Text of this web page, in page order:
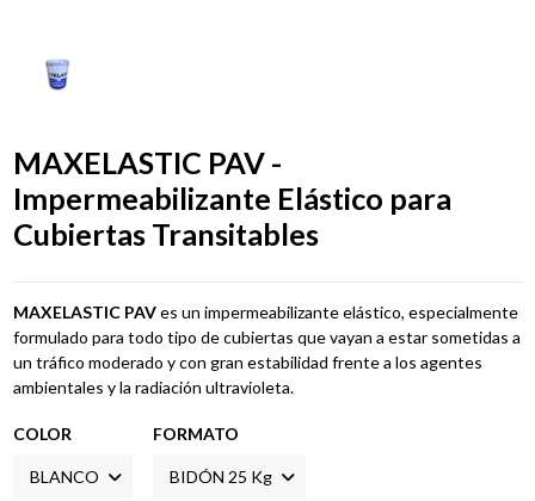
MAXELASTIC PAV -
Impermeabilizante Elástico para
Cubiertas Transitables
MAXELASTIC PAVes un impermeabilizante elástico, especialmente
formulado para todo tipo de cubiertas que vayan a estar sometidas a
un tráfico moderado y con gran estabilidad frente a los agentes
ambientales y la radiación ultravioleta.
COLOR FORMATO